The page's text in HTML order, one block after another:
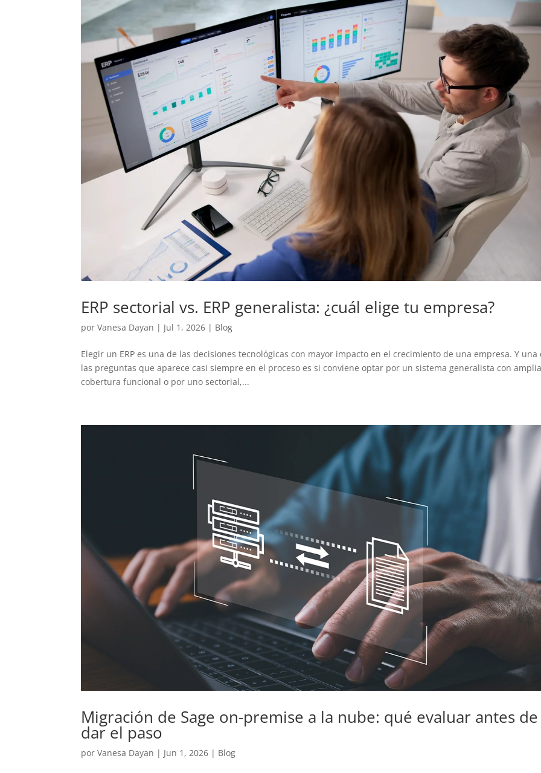
ERP sectorial vs. ERP generalista: ¿cuál elige tu empresa?
porVanesa Dayan | Jul 1, 2026 | Blog
Elegir un ERP es una de las decisiones tecnológicas con mayor impacto en el crecimiento de una empresa. Y una
las preguntas que aparece casi siempre en el proceso es si conviene optar por un sistema generalista con
cobertura funcional o por uno sectorial,...
Migración de Sage on-premise a la nube: qué evaluar antes de
dar el paso
porVanesa Dayan | Jun 1, 2026 | Blog